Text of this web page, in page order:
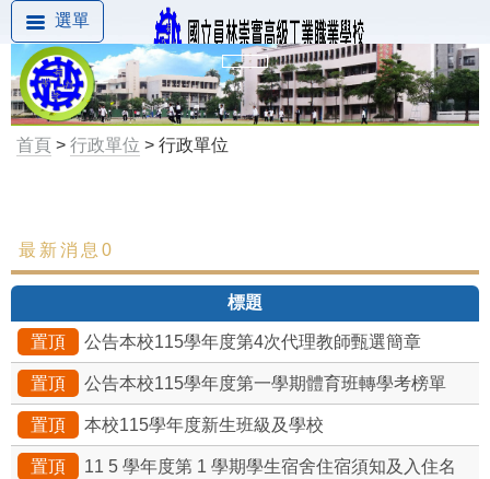
選單
首頁 > 行政單位 > 行政單位
最新消息
最新消息0
標題
置頂 公告本校115學年度第4次代理教師甄選簡章
置頂 公告本校115學年度第一學期體育班轉學考榜單
置頂 本校115學年度新生班級及學校
置頂
11 5 學年度第 1 學期學生宿舍住宿須知及入住名